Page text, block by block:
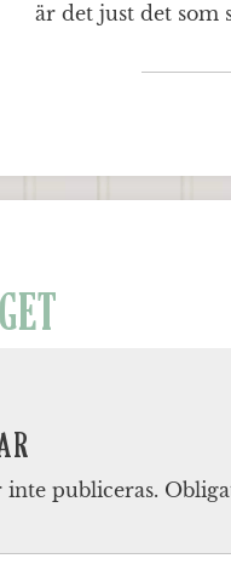
är det just det som
inte publiceras.